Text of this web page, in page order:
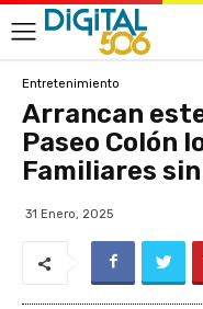
Entretenimiento
Arrancan
Paseo Colón
Familiares
31 Enero, 2025